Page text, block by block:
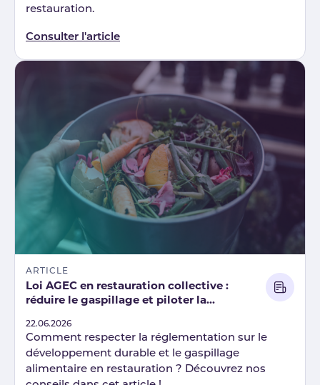
restauration.
Consulter l'article
ARTICLE
Loi AGEC en restauration collective :
réduire le gaspillage et piloter la
Published
22.06.2026
Comment respecter la réglementation sur le
développement durable et le gaspillage
alimentaire en restauration ? Découvrez nos